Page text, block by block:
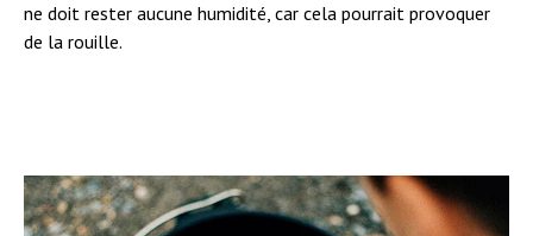
ne doit rester aucune humidité, car cela pourrait provoquer
de la rouille.